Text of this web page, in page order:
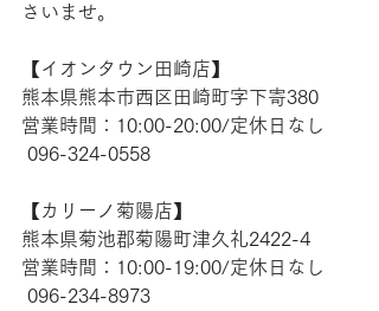
さいませ。
【​イオンタウン田崎店】
熊本県熊本市西区田崎町字下寄380
営業時間：10:00-20:00/定休日なし
096-324-0558
【​カリーノ菊陽店】
熊本県菊池郡菊陽町津久礼2422-4
営業時間：10:00-19:00/定休日なし
096-234-8973